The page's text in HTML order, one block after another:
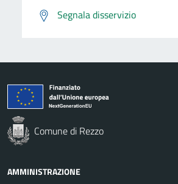
Segnala disservizio
Comune di Rezzo
AMMINISTRAZIONE